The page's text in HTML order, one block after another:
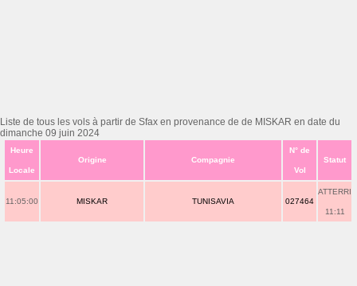
Liste de tous les vols à partir de Sfax en provenance de de MISKAR en date du
dimanche 09 juin 2024
Heure
Locale
Origine Compagnie
N° de
Vol
Statut
11:05:00 MISKAR TUNISAVIA 027464
ATTERRI
11:11